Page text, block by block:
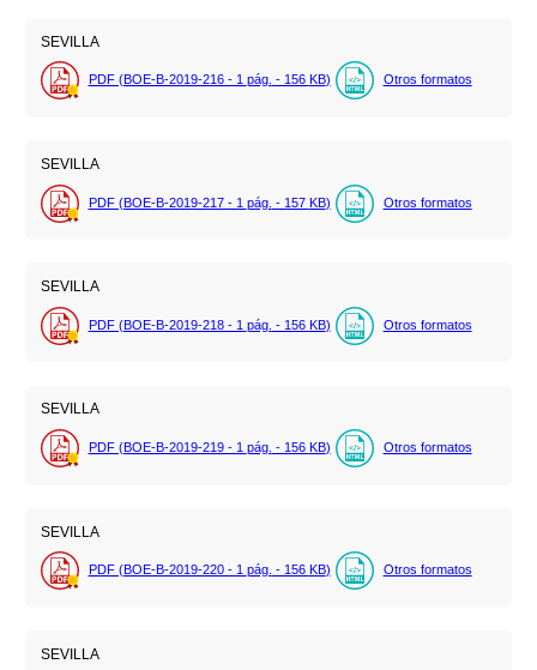
SEVILLA
PDF (BOE-B-2019-216 - 1 pág. - 156 KB) Otros formatos
SEVILLA
PDF (BOE-B-2019-217 - 1 pág. - 157 KB) Otros formatos
SEVILLA
PDF (BOE-B-2019-218 - 1 pág. - 156 KB) Otros formatos
SEVILLA
PDF (BOE-B-2019-219 - 1 pág. - 156 KB) Otros formatos
SEVILLA
PDF (BOE-B-2019-220 - 1 pág. - 156 KB) Otros formatos
SEVILLA